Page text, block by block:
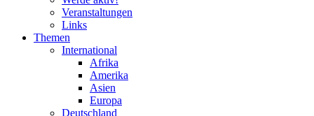
Veranstaltungen
Links
Themen
International
Afrika
Amerika
Asien
Europa
Deutschland